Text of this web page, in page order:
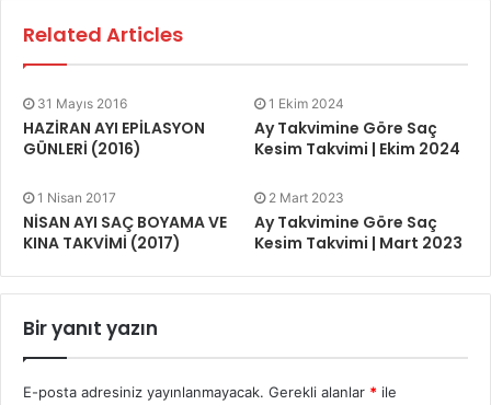
Related Articles
31 Mayıs 2016
HAZİRAN AYI EPİLASYON
GÜNLERİ (2016)
1 Ekim 2024
Ay Takvimine Göre Saç
Kesim Takvimi | Ekim 2024
1 Nisan 2017
NİSAN AYI SAÇ BOYAMA VE
KINA TAKVİMİ (2017)
2 Mart 2023
Ay Takvimine Göre Saç
Kesim Takvimi | Mart 2023
Bir yanıt yazın
E-posta adresiniz yayınlanmayacak. Gerekli alanlar * ile